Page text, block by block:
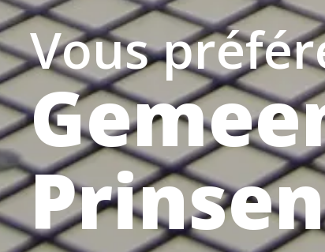
Vous